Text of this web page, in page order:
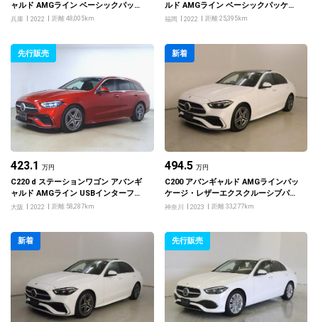
ャルド AMGライン ベーシックパッケ
ージ レザーエクスクルーシブパッケー
兵庫 2022 距離 48,005km
ルド AMGライン ベーシックパッケー
ジ リアアクスルステアリング
福岡 2022 距離 25,395km
先行販売
423.1 万円
C220 d ステーションワゴン アバンギ
ャルド AMGライン USBインターフェ
ース3クチ ベーシックパッケージ レザ
大阪 2022 距離 58,287km
新着
494.5 万円
C200 アバンギャルド AMGラインパッ
ケージ・レザーエクスクルーシブパッ
ケージ・ベーシックパッケージ
神奈川 2023 距離 33,277km
新着 先行販売